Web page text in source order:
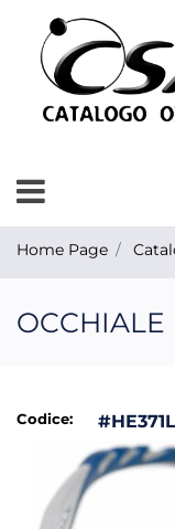
Open menu
Home Page
OCCHIALE
Codice: